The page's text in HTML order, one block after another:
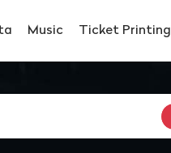
Music Ticket Printing